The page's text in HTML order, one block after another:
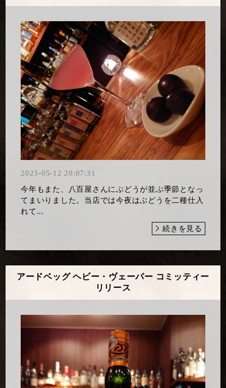
2023-05-12 20:07:31
今年もまた、八百屋さんにぶどうが並ぶ季節となっ
てまいりました。当店では今夜はぶどうを二種仕入
れて...
続きを見る
アードベッグ ヘビー・ヴェーパー コミッティー
リリース